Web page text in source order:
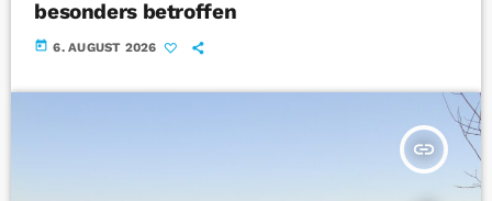
besonders betroffen
today 6. AUGUST 2026
insert_link